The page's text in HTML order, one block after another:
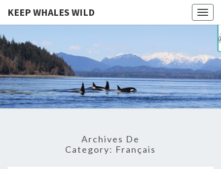
KEEP WHALES WILD
KEEP
WHALES
WILD
Cétacés
Libres
Archives De
Category: Français